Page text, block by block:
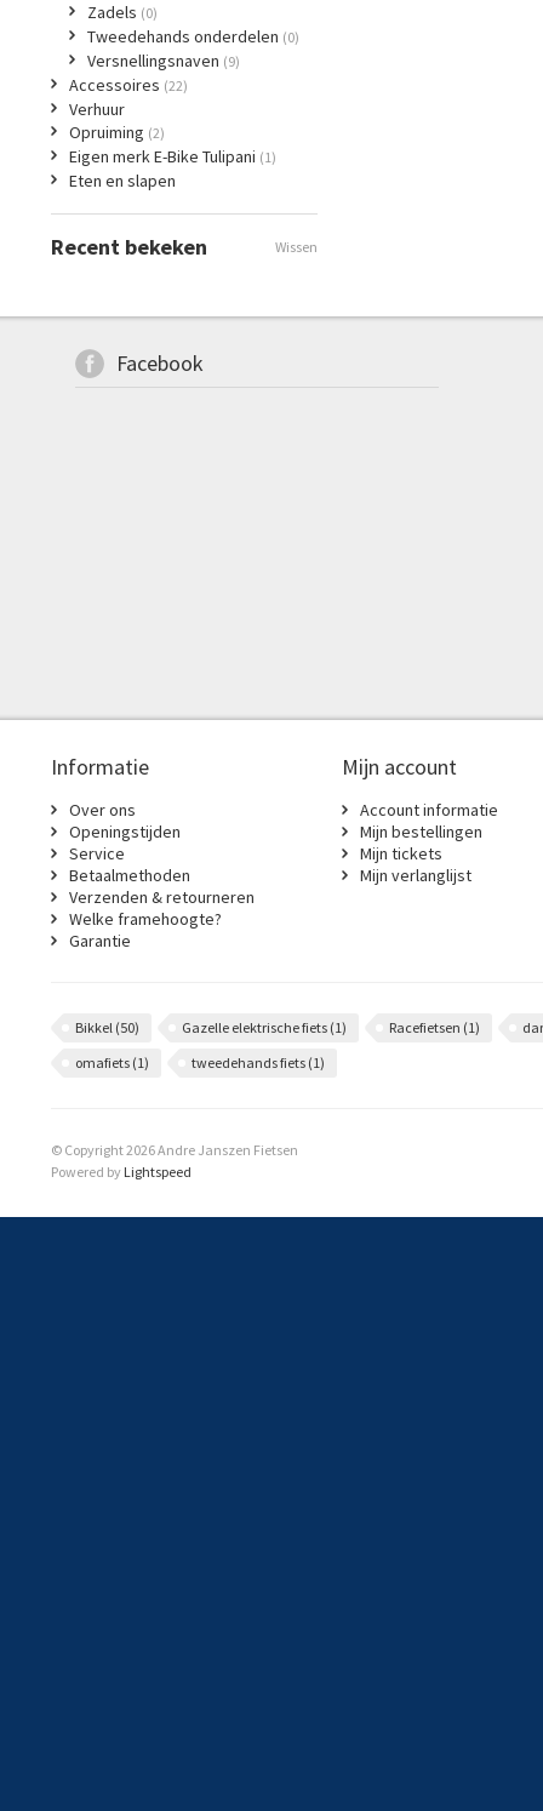
Zadels (0)
Tweedehands onderdelen (0)
Versnellingsnaven (9)
Accessoires (22)
Verhuur
Opruiming (2)
Eigen merk E-Bike Tulipani (1)
Eten en slapen
Recent bekeken Wissen
Facebook
Informatie
Over ons
Openingstijden
Service
Betaalmethoden
Verzenden & retourneren
Welke framehoogte?
Garantie
Mijn account
Account informatie
Mijn bestellingen
Mijn tickets
Mijn verlanglijst
Bikkel (50) Gazelle elektrische fiets (1) Racefietsen (1)
omafiets (1) tweedehands fiets (1)
© Copyright 2026 Andre Janszen Fietsen
Powered by Lightspeed